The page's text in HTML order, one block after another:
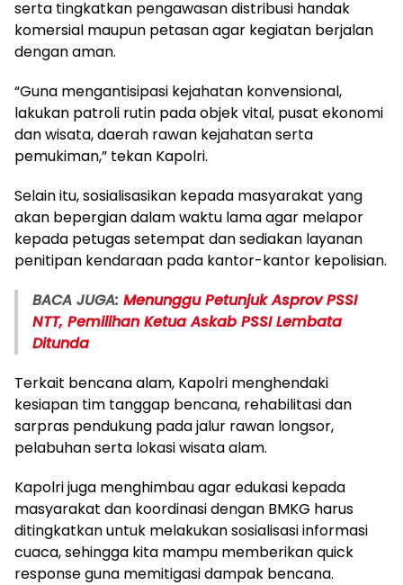
serta tingkatkan pengawasan distribusi handak
komersial maupun petasan agar kegiatan berjalan
dengan aman.
“Guna mengantisipasi kejahatan konvensional,
lakukan patroli rutin pada objek vital, pusat ekonomi
dan wisata, daerah rawan kejahatan serta
pemukiman,” tekan Kapolri.
Selain itu, sosialisasikan kepada masyarakat yang
akan bepergian dalam waktu lama agar melapor
kepada petugas setempat dan sediakan layanan
penitipan kendaraan pada kantor-kantor kepolisian.
BACA JUGA: Menunggu Petunjuk Asprov PSSI
NTT, Pemilihan Ketua Askab PSSI Lembata
Ditunda
Terkait bencana alam, Kapolri menghendaki
kesiapan tim tanggap bencana, rehabilitasi dan
sarpras pendukung pada jalur rawan longsor,
pelabuhan serta lokasi wisata alam.
Kapolri juga menghimbau agar edukasi kepada
masyarakat dan koordinasi dengan BMKG harus
ditingkatkan untuk melakukan sosialisasi informasi
cuaca, sehingga kita mampu memberikan quick
response guna memitigasi dampak bencana.